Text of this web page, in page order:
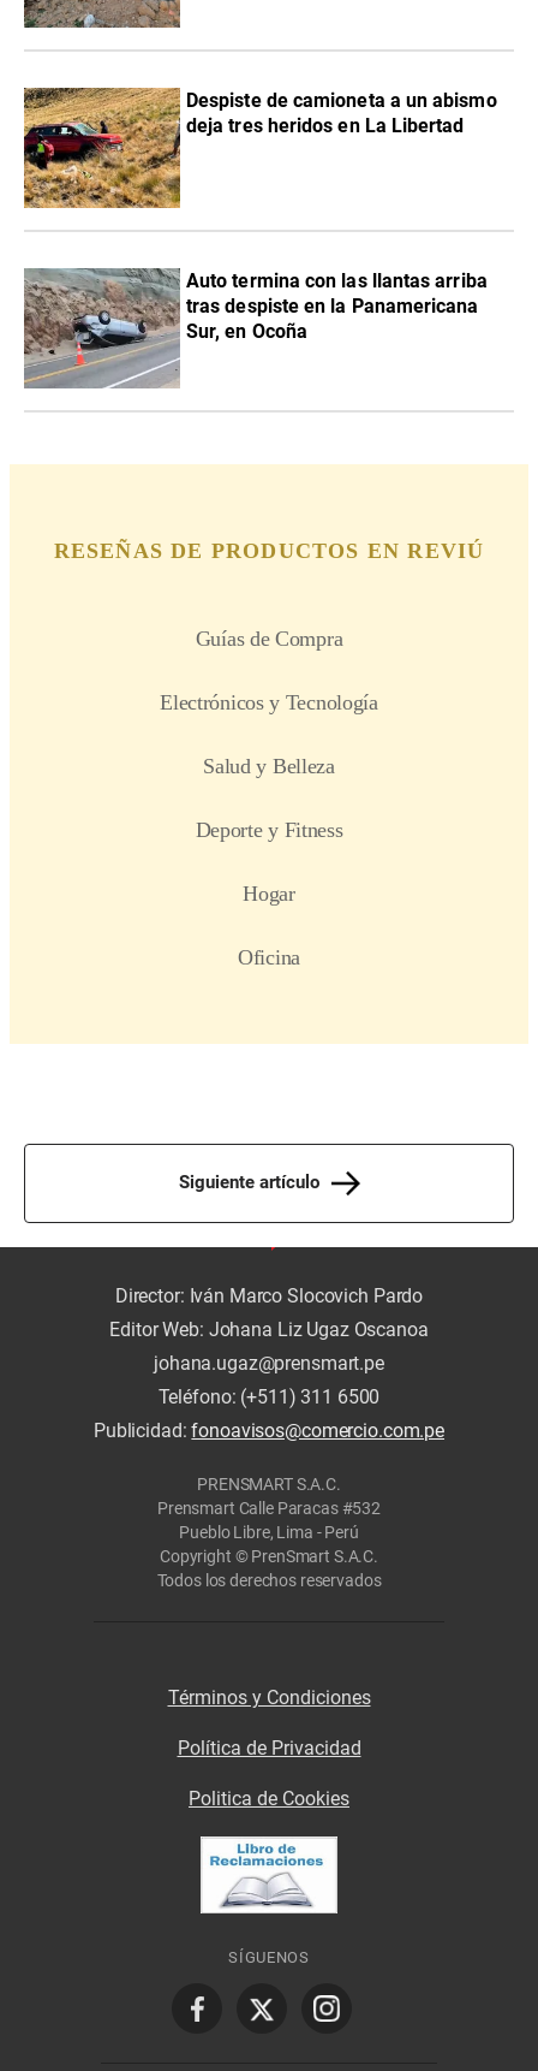
Despiste de camioneta a un abismo
deja tres heridos en La Libertad
Auto termina con las llantas arriba
tras despiste en la Panamericana
Sur, en Ocoña
Siguiente artículo
Director: Iván Marco Slocovich Pardo
Editor Web: Johana Liz Ugaz Oscanoa
johana.ugaz@prensmart.pe
Teléfono: (+511) 311 6500
Publicidad:fonoavisos@comercio.com.pe
PRENSMART S.A.C.
Prensmart Calle Paracas #532
Pueblo Libre, Lima - Perú
Copyright © PrenSmart S.A.C.
Todos los derechos reservados
Términos y Condiciones
Política de Privacidad
Politica de Cookies
SÍGUENOS